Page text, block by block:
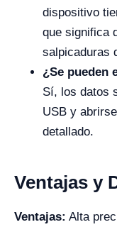
dispositivo
que significa
salpicaduras
¿Se pueden
Sí, los datos
USB y
detallado.
Ventajas y
Ventajas: Alta